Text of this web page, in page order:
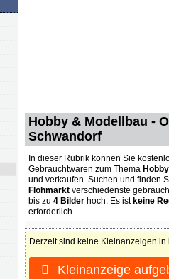
Hobby & Modellbau -
Schwandorf
In dieser Rubrik können Sie
Gebrauchtwaren zum Thema
und verkaufen. Suchen und finden
Flohmarkt verschiedenste
bis zu 4 Bilder hoch. Es ist keine
erforderlich.
Derzeit sind keine Kleinanzeigen in
Kleinanzeige